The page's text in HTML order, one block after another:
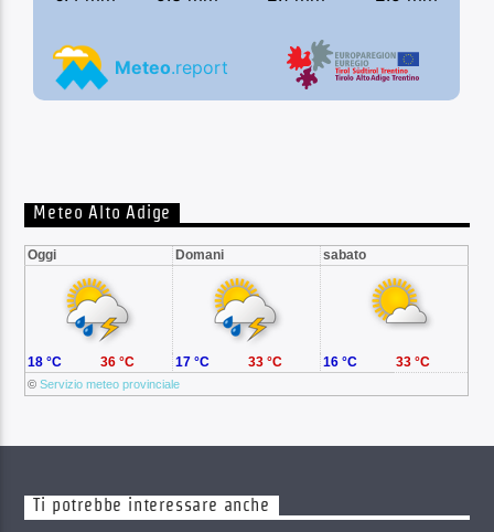
Meteo Alto Adige
Oggi Domani sabato
©Servizio meteo provinciale
18 °C 36 °C 17 °C 33 °C 16 °C 33 °C
Ti potrebbe interessare anche